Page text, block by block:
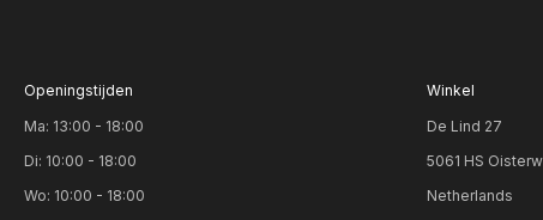
Openingstijden
Ma: 13:00 - 18:00
Di: 10:00 - 18:00
Wo: 10:00 - 18:00
Winkel
De Lind 27
5061 HS
Netherlands